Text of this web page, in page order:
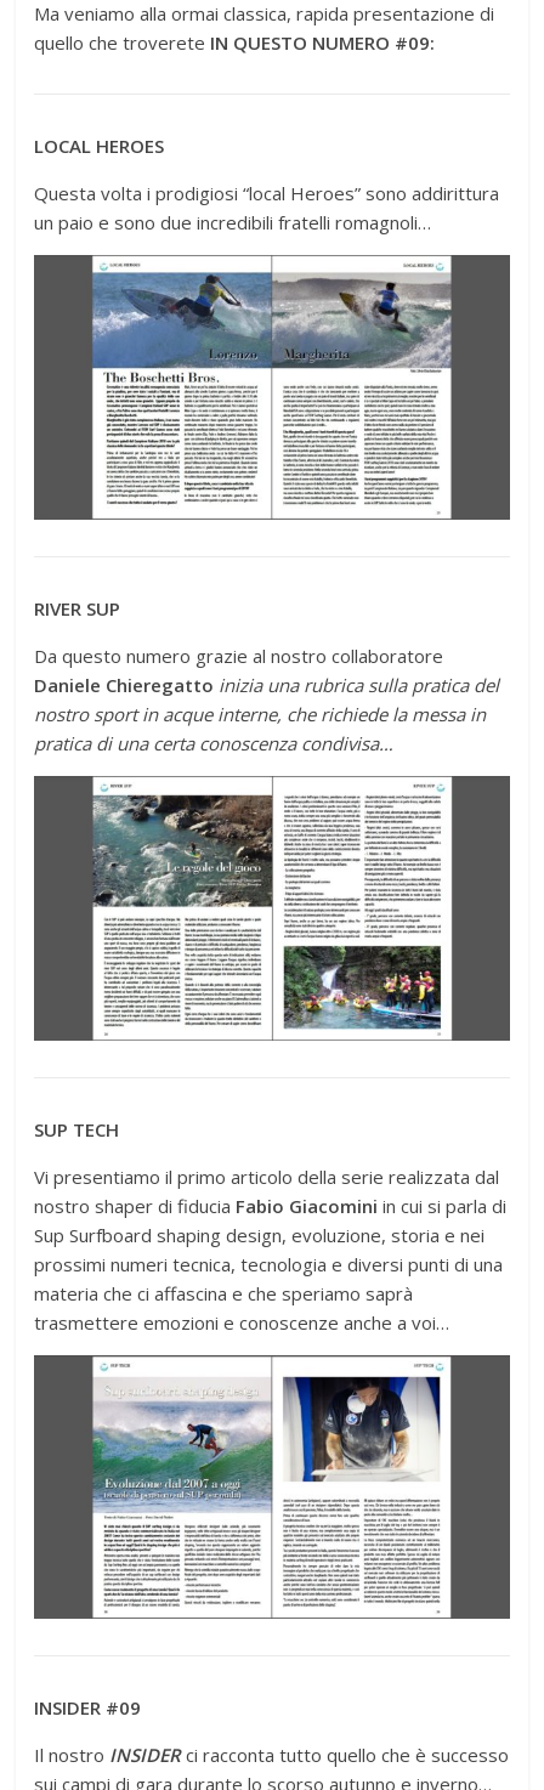
Ma veniamo alla ormai classica, rapida presentazione di
quello che troverete IN QUESTO NUMERO #09:
LOCAL HEROES
Questa volta i prodigiosi “local Heroes” sono addirittura
un paio e sono due incredibili fratelli romagnoli…
RIVER SUP
Da questo numero grazie al nostro collaboratore
Daniele Chieregatto inizia una rubrica sulla pratica del
nostro sport in acque interne, che richiede la messa in
pratica di una certa conoscenza condivisa…
SUP TECH
Vi presentiamo il primo articolo della serie realizzata dal
nostro shaper di fiducia Fabio Giacominiin cui si parla di
Sup Surfboard shaping design, evoluzione, storia e nei
prossimi numeri tecnica, tecnologia e diversi punti di una
materia che ci affascina e che speriamo saprà
trasmettere emozioni e conoscenze anche a voi…
INSIDER #09
Il nostro INSIDERci racconta tutto quello che è successo
sui campi di gara durante lo scorso autunno e inverno…